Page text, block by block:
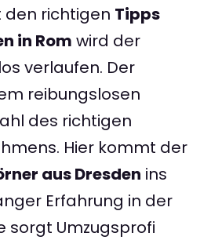
den richtigen Tipps
in Rom wird der
verlaufen. Der
reibungslosen
des richtigen
Hier kommt der
aus Dresden ins
Erfahrung in der
sorgt Umzugsprofi